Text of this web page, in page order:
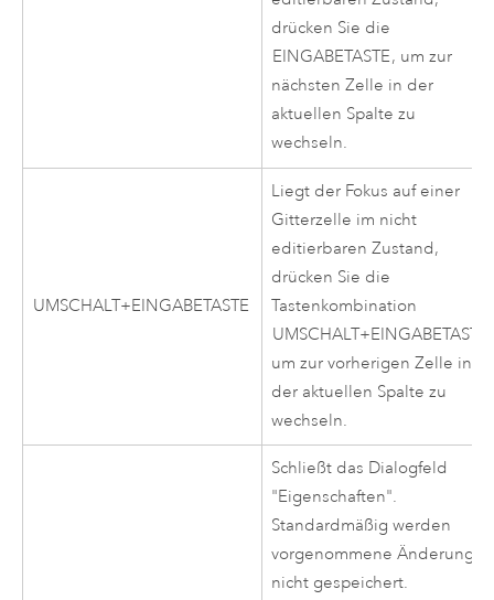
drücken Sie die
EINGABETASTE, um zur
nächsten Zelle in der
aktuellen Spalte zu
wechseln.
UMSCHALT+EINGABETASTE
Liegt der Fokus auf einer
Gitterzelle im nicht
editierbaren Zustand,
drücken Sie die
Tastenkombination
UMSCHALT+EINGABETASTE
um zur vorherigen Zelle in
der aktuellen Spalte zu
wechseln.
Schließt das Dialogfeld
"Eigenschaften".
Standardmäßig werden
vorgenommene Änderungen
nicht gespeichert.